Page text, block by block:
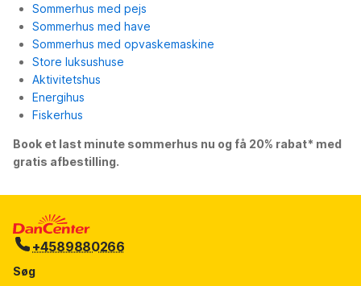
Sommerhus med pejs
Sommerhus med have
Sommerhus med opvaskemaskine
Store luksushuse
Aktivitetshus
Energihus
Fiskerhus
Book et last minute sommerhus nu og få 20% rabat* med
gratis afbestilling.
+4589880266
Søg